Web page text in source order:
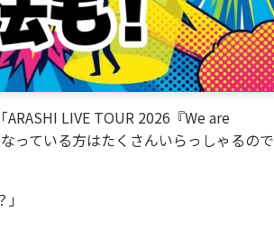
LIVE TOUR 2026『We are
っている方はたくさんいらっしゃるので